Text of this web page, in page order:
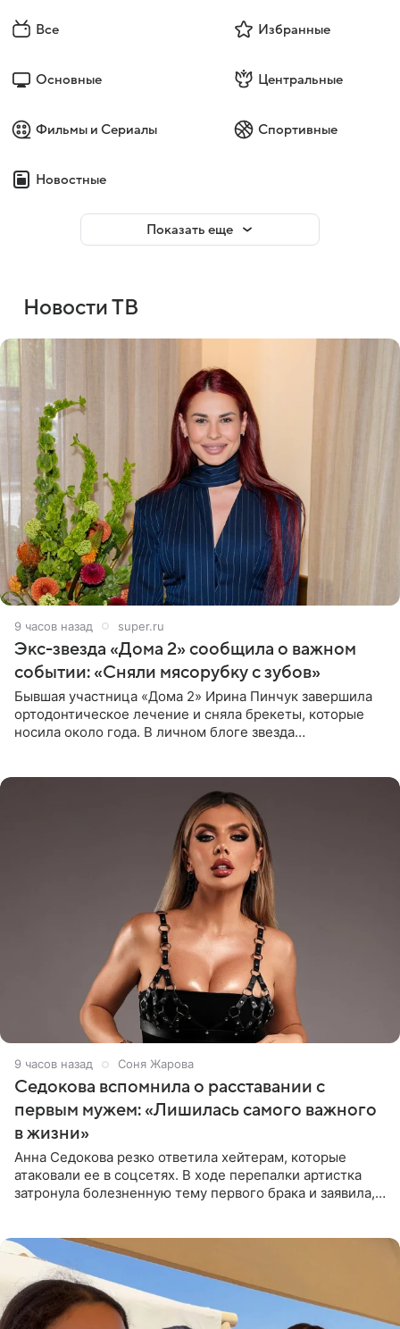
Все Избранные
Основные Центральные
Фильмы и Сериалы Спортивные
Новостные
Показать еще
Новости ТВ
9 часов назад super.ru
Экс-звезда «Дома 2» сообщила о важном
событии: «Сняли мясорубку с зубов»
Бывшая участница «Дома 2» Ирина Пинчук завершила
ортодонтическое лечение и сняла брекеты, которые
носила около года. В личном блоге звезда
9 часов назад Соня Жарова
Седокова вспомнила о расставании с
первым мужем: «Лишилась самого важного
в жизни»
Анна Седокова резко ответила хейтерам, которые
атаковали ее в соцсетях. В ходе перепалки артистка
затронула болезненную тему первого брака и заявила,